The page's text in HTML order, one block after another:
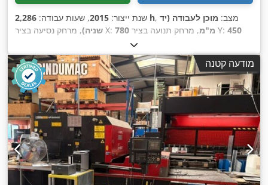
שנת ייצור: 2015, שעות עבודה: 2,286 h , מצב: מוכן לעבודה (יד
שניה) , מרחק נסיעה בציר X: 780 מ"מ , מרחק תנועה בציר Y: 450
כולל:5,000 ק"ג , הספק מנוע הציר:7,500 וואט , אורך שולחן:700
מ"מ, רוחב שולחן:400 מ"מ , מספר צירים:3 , מודעה קטנה